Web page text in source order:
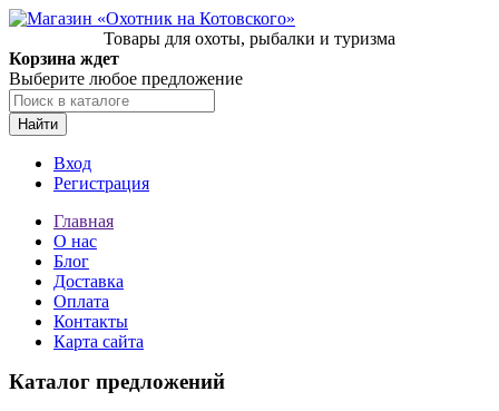
Товары для охоты, рыбалки и туризма
Корзина ждет
Выберите любое предложение
Найти
Вход
Регистрация
Главная
О нас
Блог
Доставка
Оплата
Контакты
Карта сайта
Каталог предложений